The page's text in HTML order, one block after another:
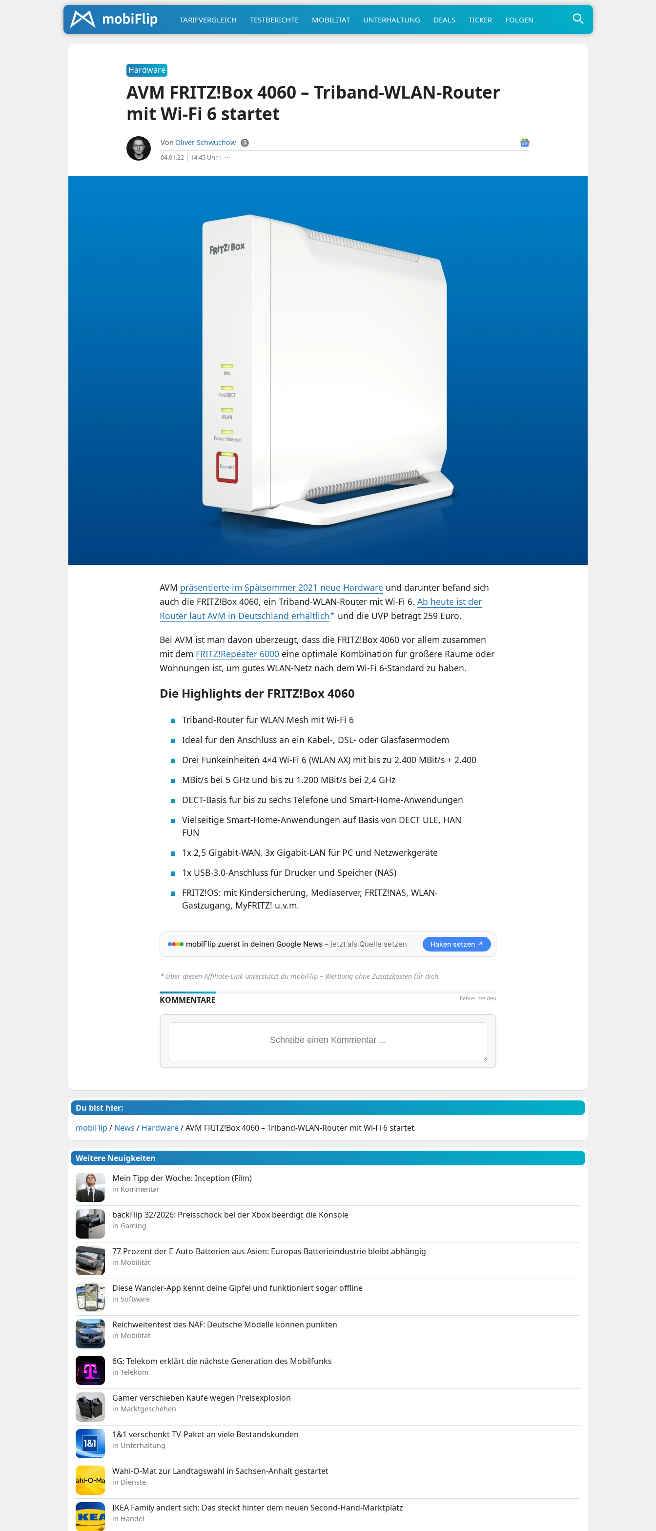
TARIFVERGLEICH TESTBERICHTE MOBILITÄT UNTERHALTUNG DEALS TICKER FOLGEN
Hardware
AVM FRITZ!Box 4060 – Triband-WLAN-Router
mit Wi-Fi 6 startet
Von Oliver Schwuchow
04.01.22 | 14:45 Uhr| ⋯
AVM präsentierte im Spätsommer 2021 neue Hardware und darunter befand sich
auch die FRITZ!Box 4060, ein Triband-WLAN-Router mit Wi-Fi 6. Ab heute ist der
Router laut AVM in Deutschland erhältlich
und die UVP beträgt 259 Euro.
Bei AVM ist man davon überzeugt, dass die FRITZ!Box 4060 vor allem zusammen
mit dem FRITZ!Repeater 6000eine optimale Kombination für größere Räume oder
Wohnungen ist, um gutes WLAN-Netz nach dem Wi-Fi 6-Standard zu haben.
Die Highlights der FRITZ!Box 4060
Triband-Router für WLAN Mesh mit Wi-Fi 6
Ideal für den Anschluss an ein Kabel-, DSL- oder Glasfasermodem
Drei Funkeinheiten 4×4 Wi-Fi 6 (WLAN AX) mit bis zu 2.400 MBit/s + 2.400
MBit/s bei 5 GHz und bis zu 1.200 MBit/s bei 2,4 GHz
DECT-Basis für bis zu sechs Telefone und Smart-Home-Anwendungen
Vielseitige Smart-Home-Anwendungen auf Basis von DECT ULE, HAN
FUN
1x 2,5 Gigabit-WAN, 3x Gigabit-LAN für PC und Netzwerkgeräte
1x USB-3.0-Anschluss für Drucker und Speicher (NAS)
FRITZ!OS: mit Kindersicherung, Mediaserver, FRITZ!NAS, WLAN-
Gastzugang, MyFRITZ! u.v.m.
mobiFlip zuerst in deinen Google News– jetzt als Quelle setzen Haken setzen ↗
⋆ Über diesen Affiliate-Link unterstützt du mobiFlip – Werbung ohne Zusatzkosten für dich.
Fehler melden
KOMMENTARE
Du bist hier:
mobiFlip / News / Hardware/AVM FRITZ!Box 4060 – Triband-WLAN-Router mit Wi-Fi 6 startet
Weitere Neuigkeiten
Mein Tipp der Woche: Inception (Film)
in Kommentar
backFlip 32/2026: Preisschock bei der Xbox beerdigt die Konsole
in Gaming
77 Prozent der E-Auto-Batterien aus Asien: Europas Batterieindustrie bleibt abhängig
in Mobilität
Diese Wander-App kennt deine Gipfel und funktioniert sogar offline
in Software
Reichweitentest des NAF: Deutsche Modelle können punkten
in Mobilität
6G: Telekom erklärt die nächste Generation des Mobilfunks
in Telekom
Gamer verschieben Käufe wegen Preisexplosion
in Marktgeschehen
1&1 verschenkt TV-Paket an viele Bestandskunden
in Unterhaltung
Wahl-O-Mat zur Landtagswahl in Sachsen-Anhalt gestartet
in Dienste
IKEA Family ändert sich: Das steckt hinter dem neuen Second-Hand-Marktplatz
in Handel